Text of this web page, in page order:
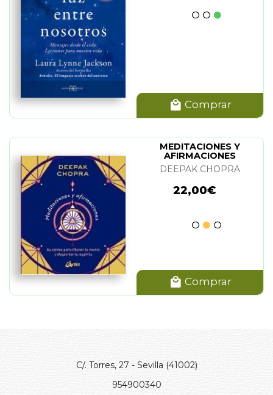
Comprar
MEDITACIONES Y
AFIRMACIONES
(CARTAS)
DEEPAK CHOPRA
22,00€
Comprar
C/. Torres, 27 - Sevilla (41002)
954900340